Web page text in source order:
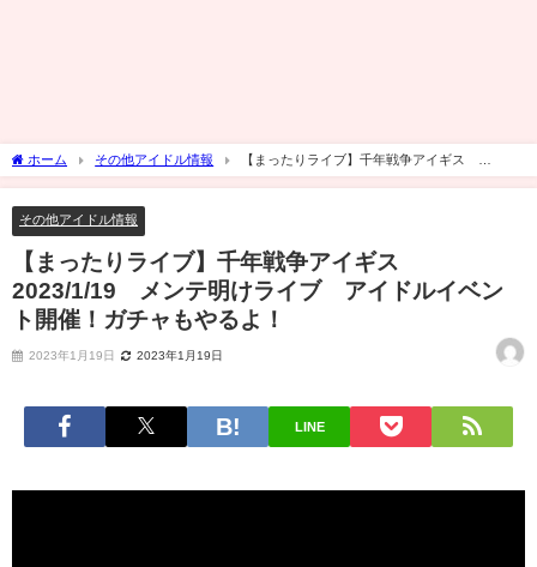
ホーム その他アイドル情報
【まったりライブ】千年戦争アイギス
2023/1/19 メンテ明けライブ アイドルイベント開催！ガチャもやるよ！
その他アイドル情報
【まったりライブ】千年戦争アイギス
2023/1/19 メンテ明けライブ アイドルイベン
ト開催！ガチャもやるよ！
2023年1月19日 2023年1月19日
LINE